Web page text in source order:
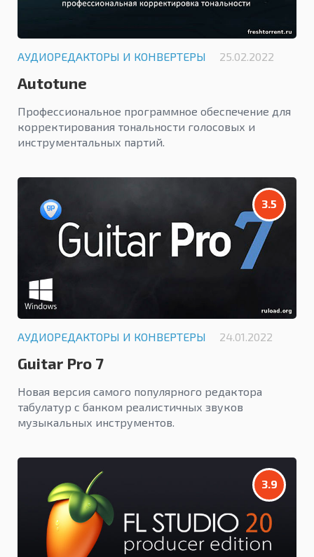
АУДИОРЕДАКТОРЫ И КОНВЕРТЕРЫ 25.02.2022
Autotune
Профессиональное программное обеспечение для
корректирования тональности голосовых и
инструментальных партий.
3.5
АУДИОРЕДАКТОРЫ И КОНВЕРТЕРЫ 24.01.2022
Guitar Pro 7
Новая версия самого популярного редактора
табулатур с банком реалистичных звуков
музыкальных инструментов.
3.9